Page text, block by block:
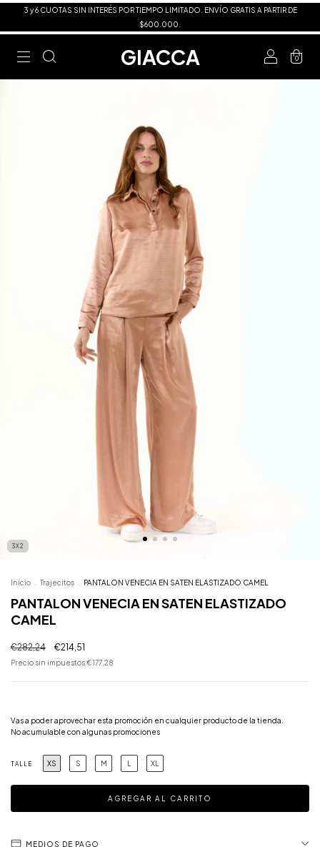
3 y 6 CUOTAS SIN INTERÉS POR TIEMPO LIMITADO. ENVÍO GRATIS A PARTIR DE
$600.000.
GIACCA 0
3X2
Inicio Trajecitos PANTALON VENECIA EN SATEN ELASTIZADO CAMEL
PANTALON VENECIA EN SATEN ELASTIZADO
CAMEL
€282,24 €214,51
Precio sin impuestos€177,28
Vas a poder aprovechar esta promoción en cualquier producto de la tienda.
No acumulable con algunas promociones
TALLE XS S M L XL
MEDIOS DE PAGO